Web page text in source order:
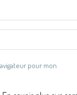
pour mon